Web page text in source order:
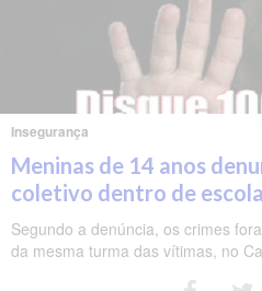
Insegurança
Meninas de 14 anos
coletivo dentro de
Segundo a denúncia, os crimes
da mesma turma das vítimas, no